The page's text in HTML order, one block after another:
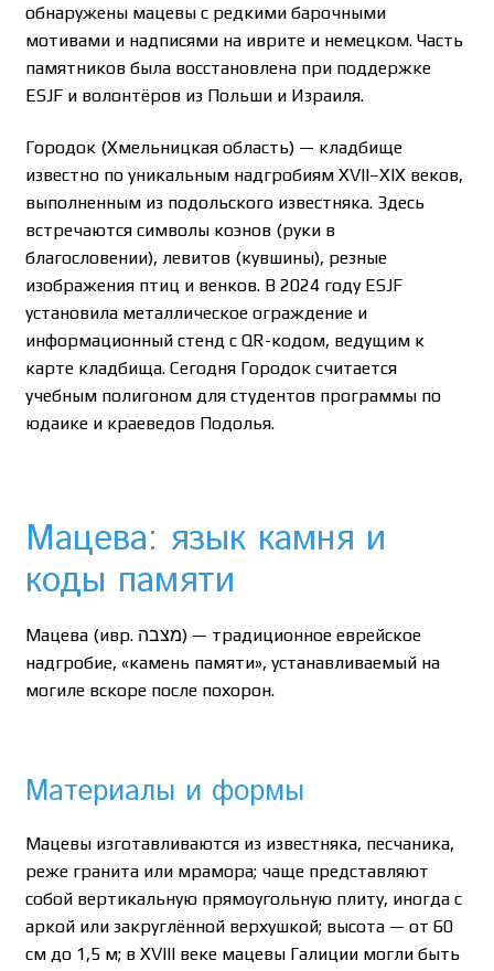
обнаружены мацевы с редкими барочными
мотивами и надписями на иврите и немецком. Часть
памятников была восстановлена при поддержке
ESJF и волонтёров из Польши и Израиля.
Городок (Хмельницкая область) — кладбище
известно по уникальным надгробиям XVII–XIX веков,
выполненным из подольского известняка. Здесь
встречаются символы коэнов (руки в
благословении), левитов (кувшины), резные
изображения птиц и венков. В 2024 году ESJF
установила металлическое ограждение и
информационный стенд с QR-кодом, ведущим к
карте кладбища. Сегодня Городок считается
учебным полигоном для студентов программы по
юдаике и краеведов Подолья.
Мацева: язык камня и
коды памяти
Мацева (ивр. מצבה) — традиционное еврейское
надгробие, «камень памяти», устанавливаемый на
могиле вскоре после похорон.
Материалы и формы
Мацевы изготавливаются из известняка, песчаника,
реже гранита или мрамора; чаще представляют
собой вертикальную прямоугольную плиту, иногда с
аркой или закруглённой верхушкой; высота — от 60
см до 1,5 м; в XVIII веке мацевы Галиции могли быть